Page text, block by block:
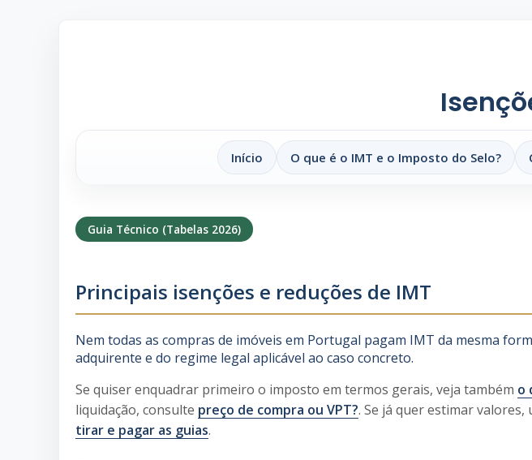
Início O que é o IMT e o Imposto do Selo?
Guia Técnico (Tabelas 2026)
Principais isenções e reduções de IMT
Nem todas as compras de imóveis em Portugal pagam IMT da mesma
adquirente e do regime legal aplicável ao caso concreto.
Se quiser enquadrar primeiro o imposto em termos gerais, veja também o
liquidação, consulte preço de compra ou VPT?. Se já quer estimar valores,
tirar e pagar as guias.